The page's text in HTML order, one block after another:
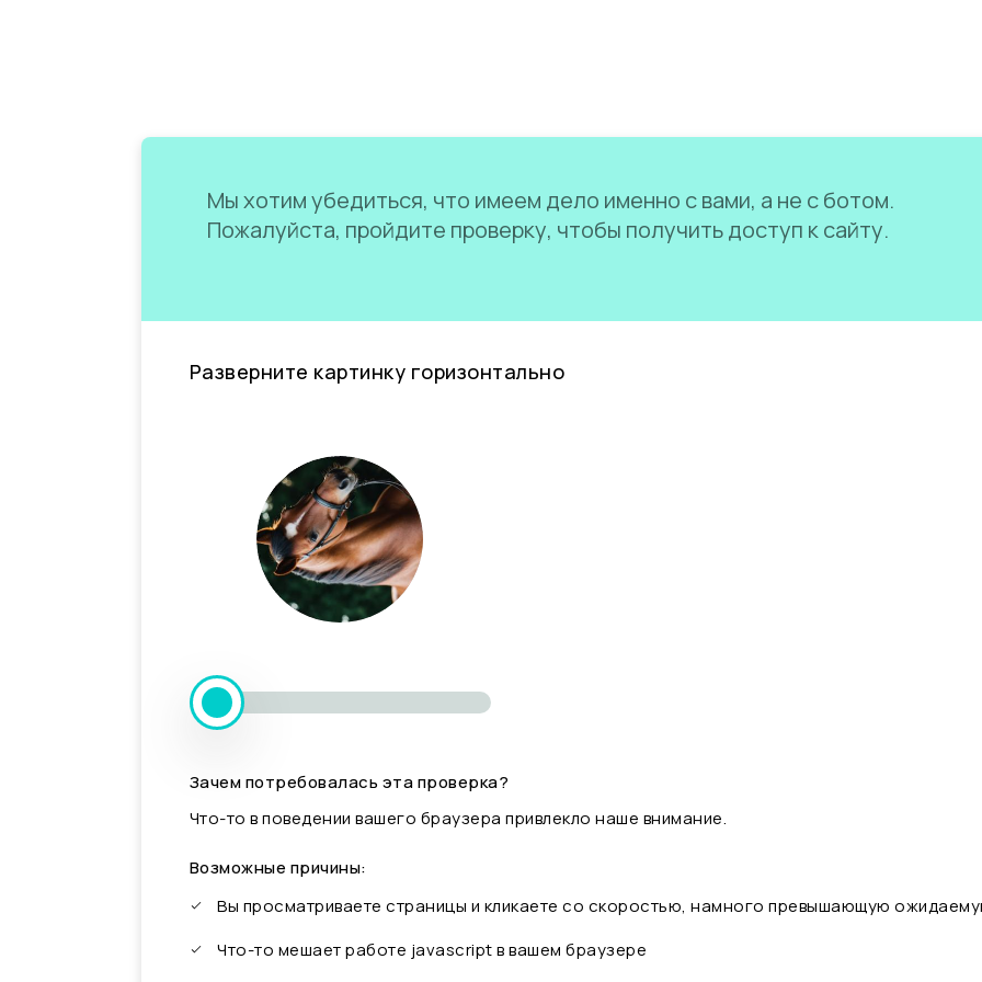
Мы хотим убедиться, что имеем дело именно с вами, а не с ботом.
Пожалуйста, пройдите проверку, чтобы получить доступ к сайту.
Разверните картинку горизонтально
Зачем потребовалась эта проверка?
Что-то в поведении вашего браузера привлекло наше внимание.
Возможные причины:
Вы просматриваете страницы и кликаете со скоростью, намного превышающую
Что-то мешает работе javascript в вашем браузере